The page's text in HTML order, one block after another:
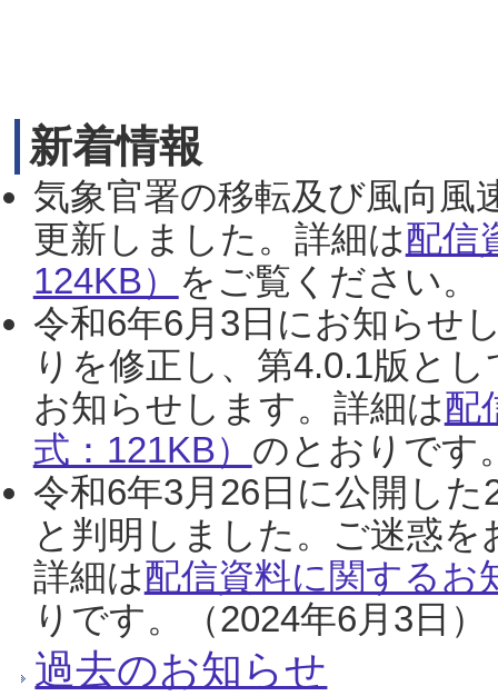
新着情報
気象官署の移転及び風向風
更新しました。詳細は配信
124KB） をご覧ください。
令和6年6月3日にお知らせ
りを修正し、第4.0.1版と
お知らせします。詳細は配
式：121KB） のとおりです
令和6年3月26日に公開し
と判明しました。ご迷惑
詳細は配信資料に関するお
りです。（2024年6月3日）
過去のお知らせ